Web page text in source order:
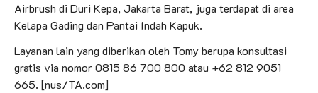
Airbrush di Duri Kepa, Jakarta Barat, juga terdapat di area
Kelapa Gading dan Pantai Indah Kapuk.
Layanan lain yang diberikan oleh Tomy berupa konsultasi
gratis via nomor 0815 86 700 800 atau +62 812 9051
665. [nus/TA.com]